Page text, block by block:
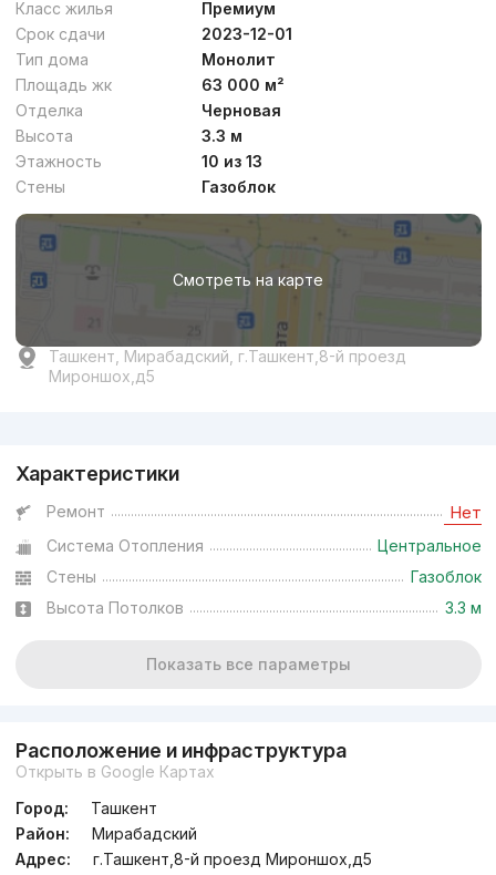
Класс жилья
Премиум
Срок сдачи
2023-12-01
Тип дома
Монолит
Площадь жк
63 000 м²
Отделка
Черновая
Высота
3.3 м
Этажность
10 из 13
Стены
Газоблок
Смотреть на карте
Ташкент, Мирабадский, г.Ташкент,8-й проезд
Мироншох,д5
Характеристики
Ремонт Нет
Система Отопления
Центральное
Стены
Газоблок
Высота Потолков
3.3 м
Показать все параметры
Расположение и инфраструктура
Открыть в Google Картах
Город:
Ташкент
Район:
Мирабадский
Адрес:
г.Ташкент,8-й проезд Мироншох,д5